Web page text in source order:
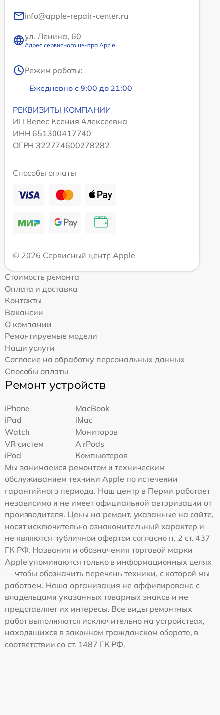
info@apple-repair-center.ru
ул. Ленина, 60
Адрес сервисного центра Apple
Режим работы:
Ежедневно с 9:00 до 21:00
РЕКВИЗИТЫ КОМПАНИИ
ИП Велес Ксения Алексеевна
ИНН 651300417740
ОГРН 322774600278282
Способы оплаты
© 2026 Сервисный центр Apple
Стоимость ремонта
Оплата и доставка
Контакты
Вакансии
О компании
Ремонтируемые модели
Наши услуги
Согласие на обработку персональных данных
Способы оплаты
Ремонт устройств
iPhone
MacBook
iPad
iMac
Watch
Мониторов
VR систем
AirPods
iPod
Компьютеров
Мы занимаемся ремонтом и техническим
обслуживанием техники Apple по истечении
гарантийного периода. Наш центр в Перми работает
независимо и не имеет официальной авторизации от
производителя. Цены на ремонт, указанные на сайте,
носят исключительно ознакомительный характер и
не являются публичной офертой согласно п. 2 ст. 437
ГК РФ. Названия и обозначения торговой марки
Apple упоминаются только в информационных целях
— чтобы обозначить перечень техники, с которой мы
работаем. Наша организация не аффилирована с
владельцами указанных товарных знаков и не
представляет их интересы. Все виды ремонтных
работ выполняются исключительно на устройствах,
находящихся в законном гражданском обороте, в
соответствии со ст. 1487 ГК РФ.